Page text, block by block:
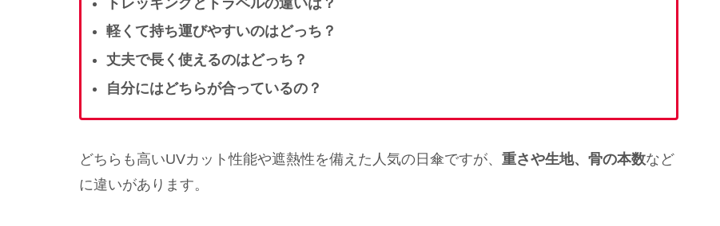
軽くて持ち運びやすいのはどっち？
丈夫で長く使えるのはどっち？
自分にはどちらが合っているの？
どちらも高いUVカット性能や遮熱性を備えた人気の日傘ですが、 重さや生地、骨の本数など
に違いがあります。